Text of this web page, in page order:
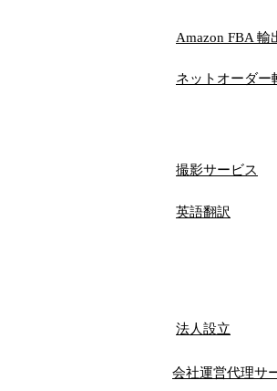
​Amazon FBA 輸
ネットオーダー​
撮影サービス
​英語翻訳
法人設立
会社運営代理サ